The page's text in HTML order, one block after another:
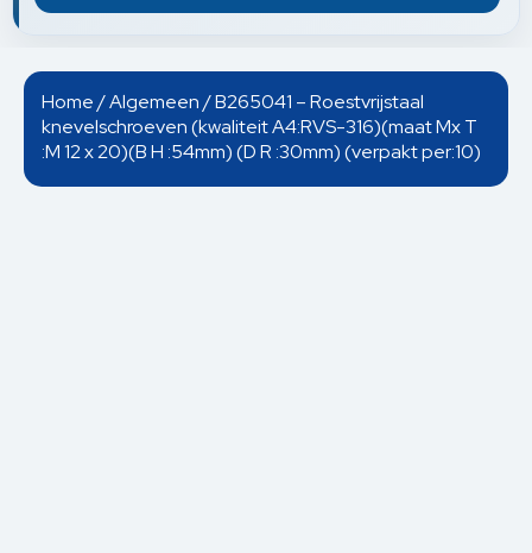
Home/Algemeen/ B265041 – Roestvrijstaal
knevelschroeven (kwaliteit A4:RVS-316)(maat Mx T
:M 12 x 20)(B H :54mm) (D R :30mm) (verpakt per:10)